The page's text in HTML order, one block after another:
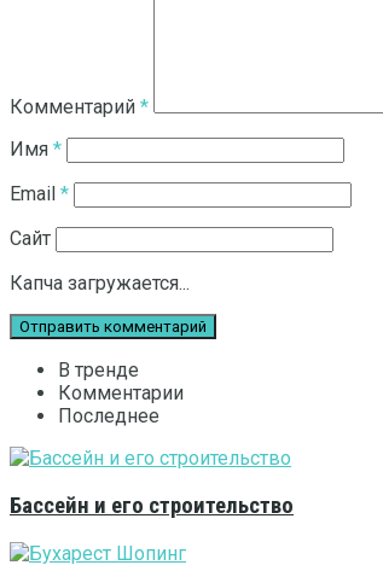
Комментарий *
Имя *
Email *
Сайт
Капча загружается...
В тренде
Комментарии
Последнее
Бассейн и его строительство